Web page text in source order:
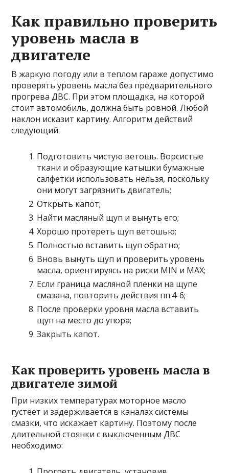
Как правильно проверить
уровень масла в
двигателе
В жаркую погоду или в теплом гараже допустимо
проверять уровень масла без предварительного
прогрева ДВС. При этом площадка, на которой
стоит автомобиль, должна быть ровной. Любой
наклон исказит картину. Алгоритм действий
следующий:
Подготовить чистую ветошь. Ворсистые
ткани и образующие катышки бумажные
салфетки использовать нельзя, поскольку
они могут загрязнить двигатель;
Открыть капот;
Найти масляный щуп и вынуть его;
Хорошо протереть щуп ветошью;
Полностью вставить щуп обратно;
Вновь вынуть щуп и проверить уровень
масла, ориентируясь на риски MIN и MAX;
Если граница масляной пленки на щупе
смазана, повторить действия пп.4-6;
После проверки уровня масла вставить
щуп на место до упора;
Закрыть капот.
Как проверить уровень масла в
двигателе зимой
При низких температурах моторное масло
густеет и задерживается в каналах системы
смазки, что искажает картину. Поэтому после
длительной стоянки с выключенным ДВС
необходимо: